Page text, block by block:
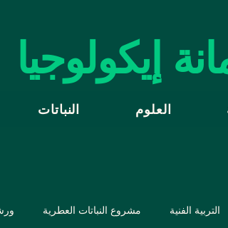
إيكولوجيا
النباتات العلوم
التربية الفنية مشروع النباتات العطرية